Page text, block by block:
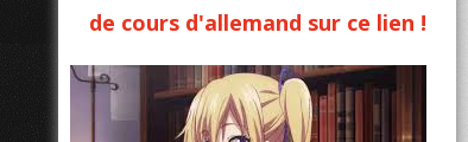
Mentions légales
de cours d'allemand sur ce lien !